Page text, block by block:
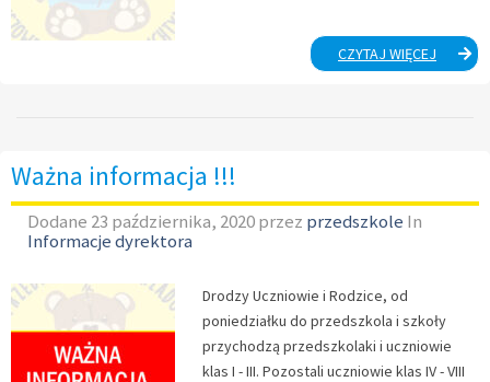
CZYTAJ WIĘCEJ PANI
Ważna informacja !!!
Dodane 23 października, 2020przez przedszkole In
Informacje dyrektora
Drodzy Uczniowie i Rodzice, od
poniedziałku do przedszkola i szkoły
przychodzą przedszkolaki i uczniowie
klas I - III. Pozostali uczniowie klas IV - VIII